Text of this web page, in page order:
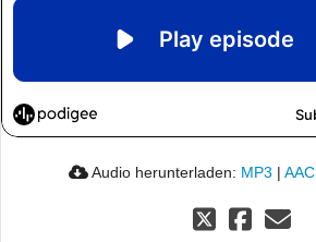
Audio herunterladen: MP3 | AAC